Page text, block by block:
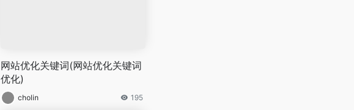
网站优化关键词(网站优化关键词
优化)
cholin 195